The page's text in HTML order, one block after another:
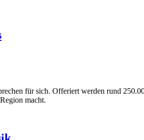
für sich. Offeriert werden rund
macht.